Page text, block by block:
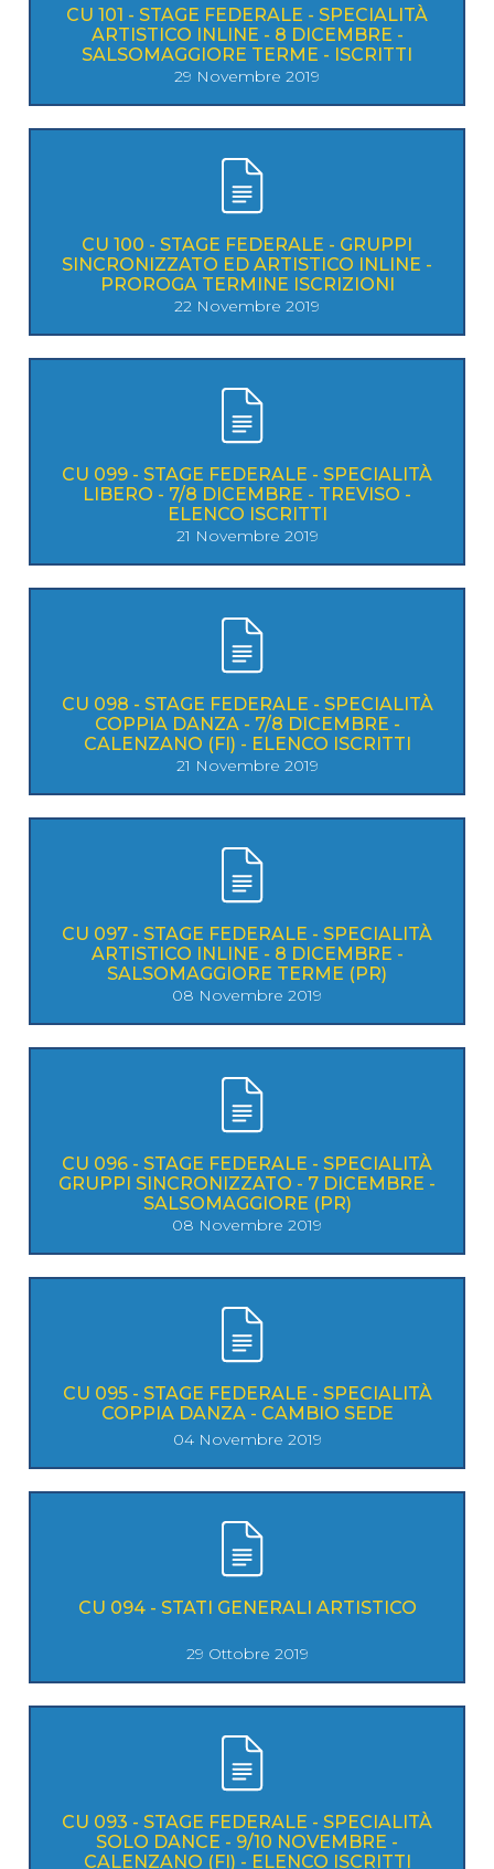
CU 101 - STAGE FEDERALE - SPECIALITÀ
ARTISTICO INLINE - 8 DICEMBRE -
SALSOMAGGIORE TERME - ISCRITTI
29 Novembre 2019
CU 100 - STAGE FEDERALE - GRUPPI
SINCRONIZZATO ED ARTISTICO INLINE -
PROROGA TERMINE ISCRIZIONI
22 Novembre 2019
CU 099 - STAGE FEDERALE - SPECIALITÀ
LIBERO - 7/8 DICEMBRE - TREVISO -
ELENCO ISCRITTI
21 Novembre 2019
CU 098 - STAGE FEDERALE - SPECIALITÀ
COPPIA DANZA - 7/8 DICEMBRE -
CALENZANO (FI) - ELENCO ISCRITTI
21 Novembre 2019
CU 097 - STAGE FEDERALE - SPECIALITÀ
ARTISTICO INLINE - 8 DICEMBRE -
SALSOMAGGIORE TERME (PR)
08 Novembre 2019
CU 096 - STAGE FEDERALE - SPECIALITÀ
GRUPPI SINCRONIZZATO - 7 DICEMBRE -
SALSOMAGGIORE (PR)
08 Novembre 2019
CU 095 - STAGE FEDERALE - SPECIALITÀ
COPPIA DANZA - CAMBIO SEDE
04 Novembre 2019
CU 094 - STATI GENERALI ARTISTICO
29 Ottobre 2019
CU 093 - STAGE FEDERALE - SPECIALITÀ
SOLO DANCE - 9/10 NOVEMBRE -
CALENZANO (FI) - ELENCO ISCRITTI